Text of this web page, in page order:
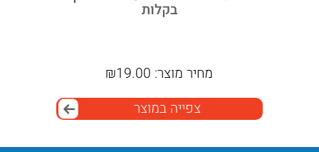
בקלות
מחיר מוצר: ₪19.00
צפייה במוצר